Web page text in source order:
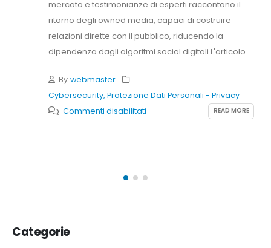
mercato e testimonianze di esperti raccontano il
ritorno degli owned media, capaci di costruire
relazioni dirette con il pubblico, riducendo la
dipendenza dagli algoritmi social digitali L'articolo...
By webmaster
Cybersecurity, Protezione Dati Personali - Privacy
Commenti disabilitati
strategica
READ MORE
Categorie